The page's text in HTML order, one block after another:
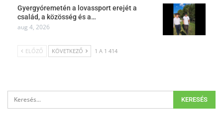
Gyergyóremetén a lovassport erejét a
család, a közösség és a…
aug 4, 2026
ELŐZŐ KÖVETKEZŐ 1 A 1 414